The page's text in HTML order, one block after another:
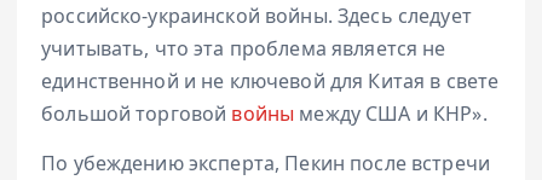
российско-украинской войны. Здесь следует
учитывать, что эта проблема является не
единственной и не ключевой для Китая в свете
большой торговой войны между США и КНР».
По убеждению эксперта, Пекин после встречи